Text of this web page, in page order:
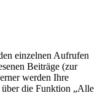
einzelnen Aufrufen
Beiträge (zur
werden Ihre
über die Funktion „Alle